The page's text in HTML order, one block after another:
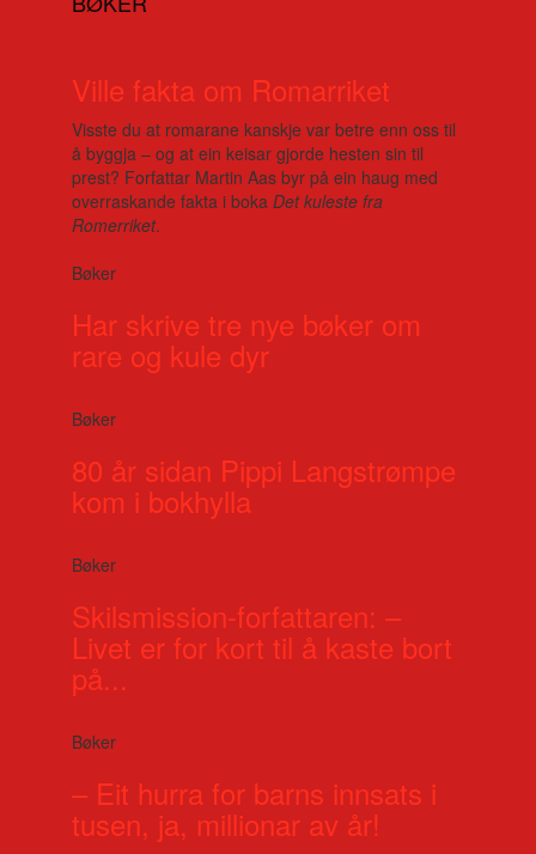
Ville fakta om Romarriket
Visste du at romarane kanskje var betre enn oss til
å byggja – og at ein keisar gjorde hesten sin til
prest? Forfattar Martin Aas byr på ein haug med
overraskande fakta i boka Det kuleste fra
Romerriket.
Bøker
Har skrive tre nye bøker om
rare og kule dyr
Bøker
80 år sidan Pippi Langstrømpe
kom i bokhylla
Bøker
Skilsmission-forfattaren: –
Livet er for kort til å kaste bort
på...
Bøker
– Eit hurra for barns innsats i
tusen, ja, millionar av år!